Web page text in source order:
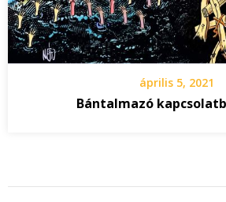
április 5, 2021
Bántalmazó